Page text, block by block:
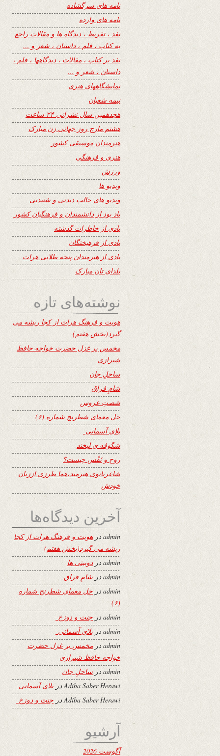
نامه های سرگشاده
نامه های وارده
نفد ، تقریظ ، دیدگاه ها و مقالات راجع
به کتاب ، فلم ، داستان ، شعر و …
نفد بر کتاب ، مقالات ، دیدگاهها ، فلم ،
داستان ، شعر و …
نمایشگاههای هنری
نیمه شعبان
هجدهمین سال نشراتی ۲۴ ساعت
هشتم مارچ روز جهانی زن مبارک
هنرمندان موسیقی کشور
هنری و فرهنگی
ورزش
ویدیو ها
ویدیو های جالب دیدنی و شنیدنی
یاد بود از دانشمندان و فرهنگیان کشور
یادی از خاطرات گذشته
یادی از فرهیختگان
یادی از هنرمندان پنجه طلایی هرات
یلدای تان مبارک
نوشته‌های تازه
هویت و فرهنگ هرات از کجا ریشه می
گیرد(بخش هفتم)
مخمس بر غزل حضرت خواجه حافظ
شیرازی
ساحلِ جان
شامِ فراق
شصتِ عروس
حل معمای شطرنج شماره (۶)
بلای آسمانی
شگوفه ى لبخند
روح و نَفْس چیست؟
شاعربانوی هنرمند،هما طرزی اززبان
خودش
آخرین دیدگاه‌ها
adminدر هویت و فرهنگ هرات از کجا
ریشه می گیرد(بخش هفتم)
admin دردوبیتی ها
adminدر شامِ فراق
adminدر حل معمای شطرنج شماره
(۶)
adminدر جنت و دوزخ
adminدر بلای آسمانی
adminدر مخمس بر غزل حضرت
خواجه حافظ شیرازی
adminدر ساحلِ جان
Adiba Saber Herawiدر بلای آسمانی
Adiba Saber Herawiدر جنت و دوزخ
آرشیو
آگوست 2026